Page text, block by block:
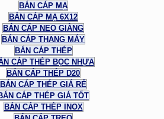
BÁN CÁP MẠ
BÁN CÁP MẠ 6X12
BÁN CÁP NEO GIẰNG
BÁN CÁP THANG MÁY
BÁN CÁP THÉP
CÁP THÉP BỌC NHỰA
BÁN CÁP THÉP D20
BÁN CÁP THÉP GIÁ RẺ
CÁP THÉP GIÁ TỐT
BÁN CÁP THÉP INOX